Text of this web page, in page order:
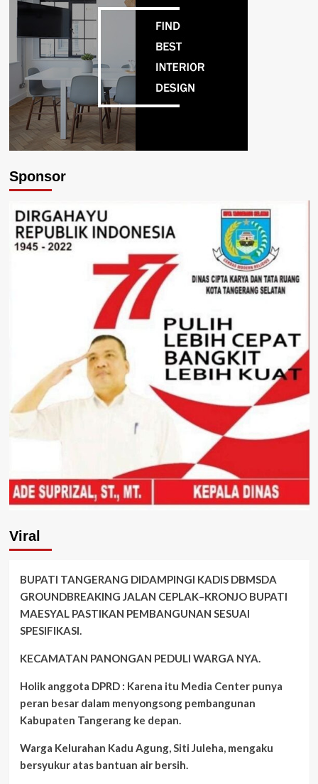
Sponsor
Viral
BUPATI TANGERANG DIDAMPINGI KADIS DBMSDA
GROUNDBREAKING JALAN CEPLAK–KRONJO BUPATI
MAESYAL PASTIKAN PEMBANGUNAN SESUAI
SPESIFIKASI.
KECAMATAN PANONGAN PEDULI WARGA NYA.
Holik anggota DPRD : Karena itu Media Center punya
peran besar dalam menyongsong pembangunan
Kabupaten Tangerang ke depan.
Warga Kelurahan Kadu Agung, Siti Juleha, mengaku
bersyukur atas bantuan air bersih.